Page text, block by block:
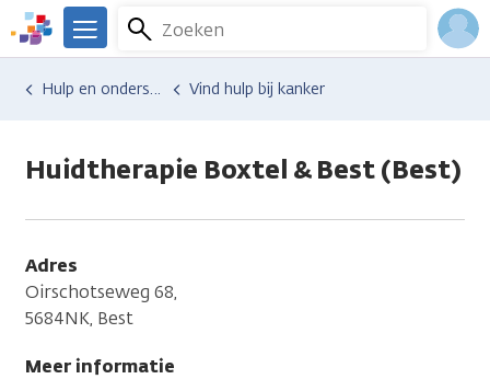
Overslaan
en
naar
We
er
Kanker.nl
Zoeken
Menu
Hulp en ondersteuning Vind hulp bij kanker
Huidtherapie Boxtel & Best (Best)
Adres
Oirschotseweg 68,
5684NK, Best
Meer informatie